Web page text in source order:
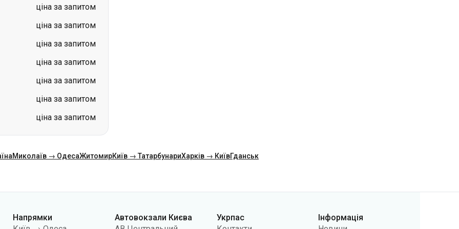
ціна за запитом
ціна за запитом
ціна за запитом
ціна за запитом
ціна за запитом
ціна за запитом
ціна за запитом
Миколаїв → ОдесаЖитомирКиїв → ТатарбунариХарків → КиївГданськ
Напрямки
Автовокзали Києва
Укрпас
Інформація